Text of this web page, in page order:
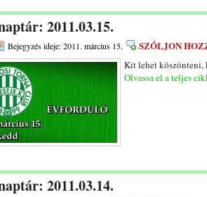
2011.03.15.
Bejegyzés ideje: 2011. március 15. SZÓLJON
Kit lehet köszönteni,
Olvassa el a teljes
2011.03.14.